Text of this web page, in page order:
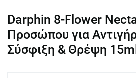
Darphin 8-Flower
Προσώπου για
Σύσφιξη & Θρέψη 15ml